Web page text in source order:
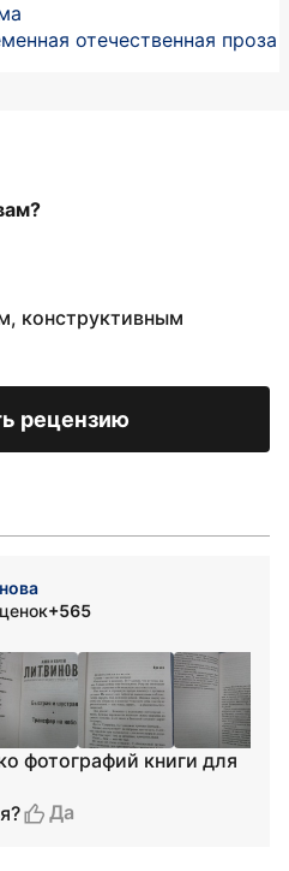
отечественная проза
конструктивным
рецензию
+565
фотографий книги для
Да